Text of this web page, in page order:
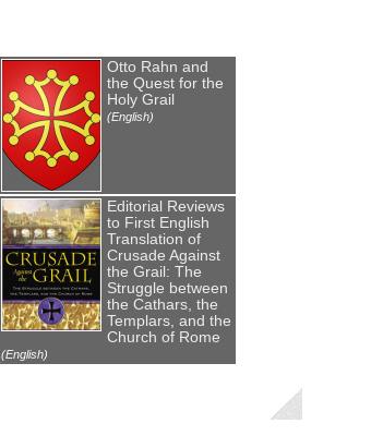
Otto Rahn and
the Quest for the
Holy Grail
(English)
Editorial Reviews
to First English
Translation of
Crusade Against
the Grail: The
Struggle between
the Cathars, the
Templars, and the
Church of Rome
(English)